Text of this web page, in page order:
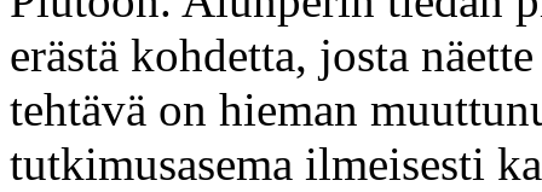
erästä kohdetta, josta
tehtävä on hieman
tutkimusasema ilmeisesti